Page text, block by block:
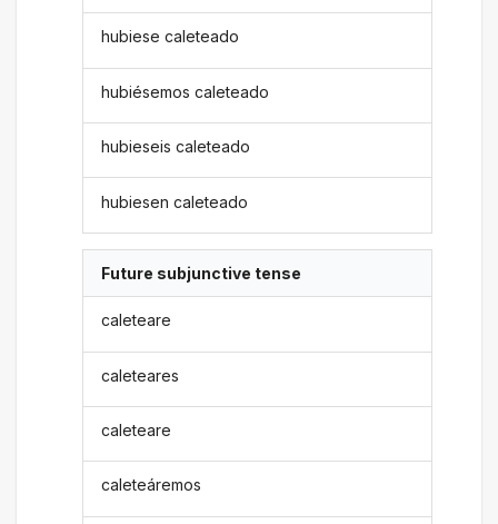
hubiese caleteado
hubiésemos caleteado
hubieseis caleteado
hubiesen caleteado
Future subjunctive tense
caleteare
caleteares
caleteare
caleteáremos